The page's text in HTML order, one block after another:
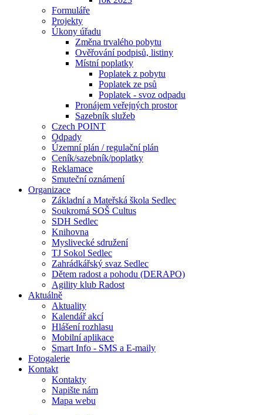
Formuláře
Projekty
Úkony úřadu
Změna trvalého pobytu
Ověřování podpisů, listiny
Místní poplatky
Poplatek z pobytu
Poplatek ze psů
Poplatek - svoz odpadu
Pronájem veřejných prostor
Sazebník služeb
Czech POINT
Odpady
Územní plán / regulační plán
Ceník/sazebník/poplatky
Reklamace
Smuteční oznámení
Organizace
Základní a Mateřská škola Sedlec
Soukromá SOŠ Cultus
SDH Sedlec
Knihovna
Myslivecké sdružení
TJ Sokol Sedlec
Zahrádkářský svaz Sedlec
Dětem radost a pohodu (DERAPO)
Agility klub Radost
Aktuálně
Aktuality
Kalendář akcí
Hlášení rozhlasu
Mobilní aplikace
Smart Info - SMS a E-maily
Fotogalerie
Kontakt
Kontakty
Napište nám
Mapa webu